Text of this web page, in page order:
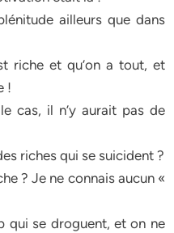
ailleurs que dans
riche et qu’on a tout, et
!
cas, il n’y aurait pas de
riches qui se suicident ?
? Je ne connais aucun «
qui se droguent, et on ne